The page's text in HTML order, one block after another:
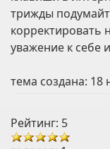
трижды
корректировать
уважение к себе
тема создана: 18
Рейтинг: 5